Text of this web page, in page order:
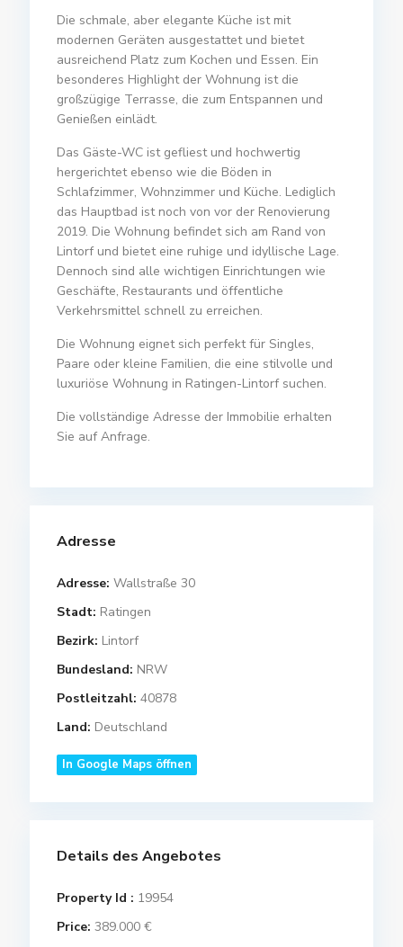
Die schmale, aber elegante Küche ist mit
modernen Geräten ausgestattet und bietet
ausreichend Platz zum Kochen und Essen. Ein
besonderes Highlight der Wohnung ist die
großzügige Terrasse, die zum Entspannen und
Genießen einlädt.
Das Gäste-WC ist gefliest und hochwertig
hergerichtet ebenso wie die Böden in
Schlafzimmer, Wohnzimmer und Küche. Lediglich
das Hauptbad ist noch von vor der Renovierung
2019. Die Wohnung befindet sich am Rand von
Lintorf und bietet eine ruhige und idyllische Lage.
Dennoch sind alle wichtigen Einrichtungen wie
Geschäfte, Restaurants und öffentliche
Verkehrsmittel schnell zu erreichen.
Die Wohnung eignet sich perfekt für Singles,
Paare oder kleine Familien, die eine stilvolle und
luxuriöse Wohnung in Ratingen-Lintorf suchen.
Die vollständige Adresse der Immobilie erhalten
Sie auf Anfrage.
Adresse
Adresse: Wallstraße 30
Stadt: Ratingen
Bezirk: Lintorf
Bundesland: NRW
Postleitzahl: 40878
Land: Deutschland
In Google Maps öffnen
Details des Angebotes
Property Id : 19954
Price: 389.000 €